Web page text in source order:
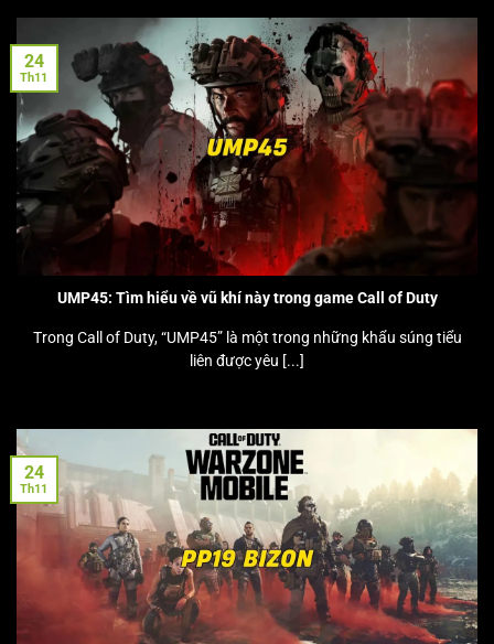
UMP45: Tìm hiểu về vũ khí này trong game Call of Duty
Trong Call of Duty, “UMP45” là một trong những khẩu súng tiểu
liên được yêu [...]
24
Th11
24
Th11